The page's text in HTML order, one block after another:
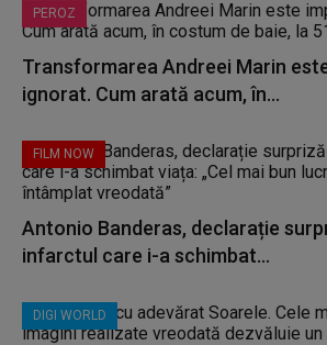
PEROZ
Transformarea Andreei Marin
ignorat. Cum arată acum, în...
FILM NOW
Antonio Banderas, declarație
infarctul care i-a schimbat...
DIGI WORLD